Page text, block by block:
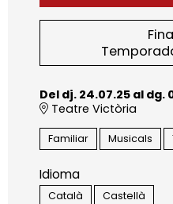
Del dj. 24.07.25al dg.
Teatre Victòria
Familiar Musicals
Idioma
Català Castellà